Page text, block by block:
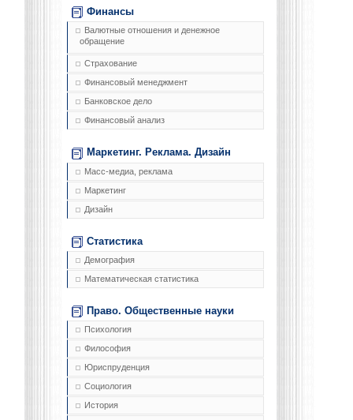
Финансы
Валютные отношения и денежное
обращение
Страхование
Финансовый менеджмент
Банковское дело
Финансовый анализ
Маркетинг. Реклама. Дизайн
Масс-медиа, реклама
Маркетинг
Дизайн
Статистика
Демография
Математическая статистика
Право. Общественные науки
Психология
Философия
Юриспруденция
Социология
История